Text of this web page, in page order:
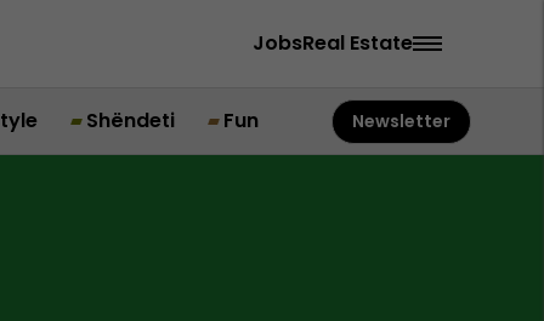
JobsReal Estate
Shëndeti Fun Newsletter